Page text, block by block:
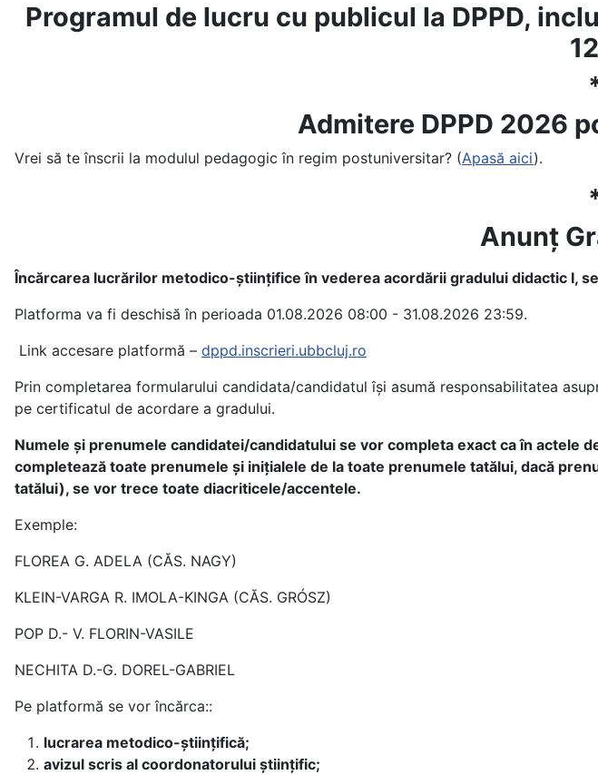
Programul de lucru cu publicul la DPPD,
Admitere DPPD 2026
Vrei să te înscrii la modulul pedagogic în regim postuniversitar? (Apasă aici).
Anunț
Încărcarea lucrărilor metodico-științifice în vederea acordării gradului didactic I,
Platforma va fi deschisă în perioada 01.08.2026 08:00 - 31.08.2026 23:59.
Link accesare platformă – dppd.inscrieri.ubbcluj.ro
Prin completarea formularului candidata/candidatul își asumă responsabilitatea
pe certificatul de acordare a gradului.
Numele și prenumele candidatei/candidatului se vor completa exact ca în
completează toate prenumele și inițialele de la toate prenumele tatălui, dacă
tatălui), se vor trece toate diacriticele/accentele.
Exemple:
FLOREA G. ADELA (CĂS. NAGY)
KLEIN-VARGA R. IMOLA-KINGA (CĂS. GRÓSZ)
POP D.- V. FLORIN-VASILE
NECHITA D.-G. DOREL-GABRIEL
Pe platformă se vor încărca::
lucrarea metodico-științifică;
avizul scris al coordonatorului științific;